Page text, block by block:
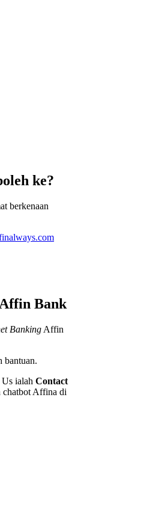
ke?
berkenaan
Bank
Banking Affin
bantuan.
ialah Contact
chatbot Affina di